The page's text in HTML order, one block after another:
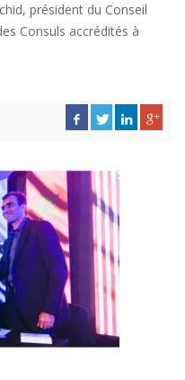
président du Conseil
Consuls accrédités à